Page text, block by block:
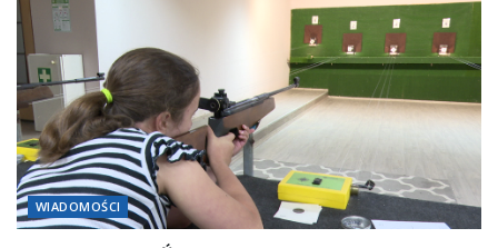
WIADOMOŚCI